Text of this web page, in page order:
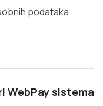
podataka
WebPay sistema